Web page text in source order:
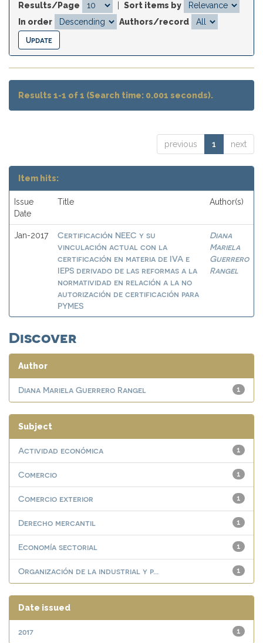
Results/Page
Sort items by
In order
Authors/record
Results 1-1 of 1 (Search time: 0.001 seconds).
previous 1 next
Item hits:
Issue
Date
Title Author(s)
Jan-2017
Certificación NEEC y su
vinculación actual con la
certificación en materia de IVA e
IEPS derivado de las reformas a la
normatividad en relación a la no
autorización de certificación para
PYMES
Diana
Mariela
Guerrero
Rangel
Discover
Author
1
Diana Mariela Guerrero Rangel
Subject
1
Actividad económica
1
Comercio
1
Comercio exterior
1
Derecho mercantil
1
Economía sectorial
1
Organización de la industrial y p...
Date issued
1
2017